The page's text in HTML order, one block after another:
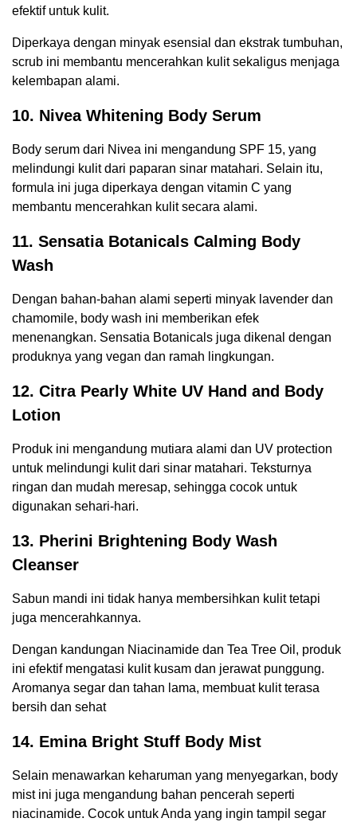
efektif untuk kulit.
Diperkaya dengan minyak esensial dan ekstrak tumbuhan,
scrub ini membantu mencerahkan kulit sekaligus menjaga
kelembapan alami.
10. Nivea Whitening Body Serum
Body serum dari Nivea ini mengandung SPF 15, yang
melindungi kulit dari paparan sinar matahari. Selain itu,
formula ini juga diperkaya dengan vitamin C yang
membantu mencerahkan kulit secara alami.
11. Sensatia Botanicals Calming Body
Wash
Dengan bahan-bahan alami seperti minyak lavender dan
chamomile, body wash ini memberikan efek
menenangkan. Sensatia Botanicals juga dikenal dengan
produknya yang vegan dan ramah lingkungan.
12. Citra Pearly White UV Hand and Body
Lotion
Produk ini mengandung mutiara alami dan UV protection
untuk melindungi kulit dari sinar matahari. Teksturnya
ringan dan mudah meresap, sehingga cocok untuk
digunakan sehari-hari.
13. Pherini Brightening Body Wash
Cleanser
Sabun mandi ini tidak hanya membersihkan kulit tetapi
juga mencerahkannya.
Dengan kandungan Niacinamide dan Tea Tree Oil, produk
ini efektif mengatasi kulit kusam dan jerawat punggung.
Aromanya segar dan tahan lama, membuat kulit terasa
bersih dan sehat
14. Emina Bright Stuff Body Mist
Selain menawarkan keharuman yang menyegarkan, body
mist ini juga mengandung bahan pencerah seperti
niacinamide. Cocok untuk Anda yang ingin tampil segar